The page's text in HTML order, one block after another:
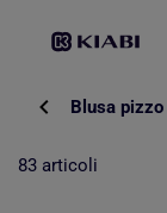
Blusa pizzo
83 articoli